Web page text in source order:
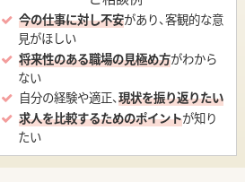
今の仕事に対し不安があり、客観的な意
見がほしい
将来性のある職場の見極め方がわから
ない
自分の経験や適正、現状を振り返りたい
求人を比較するためのポイントが知り
たい